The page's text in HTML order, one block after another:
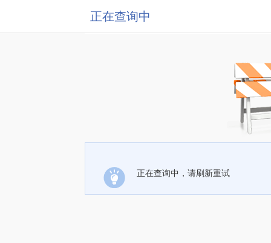
正在查询中
正在查询中，请刷新重试